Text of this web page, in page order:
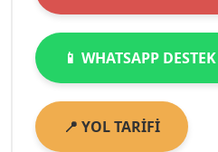
📱 WHATSAPP DESTEK
📍 YOL TARİFİ